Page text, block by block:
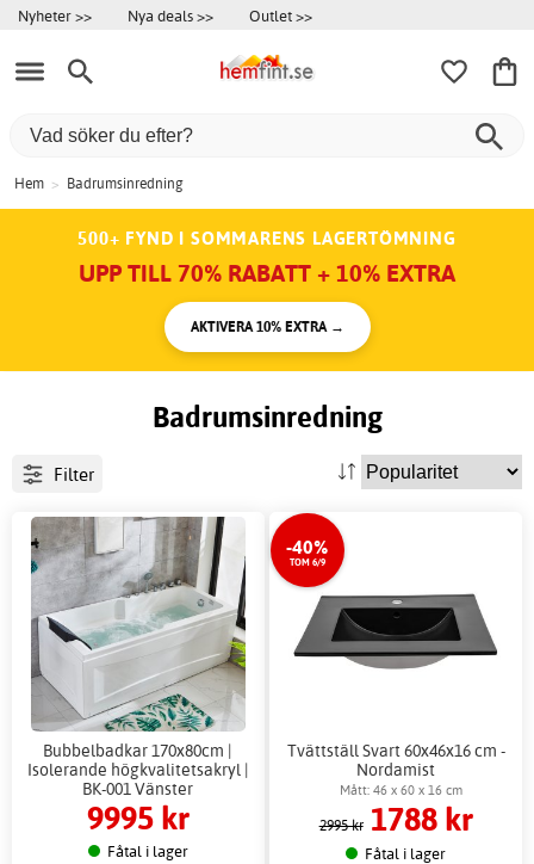
Nyheter >> Nya deals >> Outlet >>
Hem > Badrumsinredning
500+ FYND I SOMMARENS LAGERTÖMNING
UPP TILL 70% RABATT + 10% EXTRA
AKTIVERA 10% EXTRA →
Badrumsinredning
Filter
Bubbelbadkar 170x80cm |
Isolerande högkvalitetsakryl |
BK-001 Vänster
9995 kr
Fåtal i lager
-40%
TOM 6/9
Tvättställ Svart 60x46x16 cm -
Nordamist
Mått: 46 x 60 x 16 cm
2995 kr 1788 kr
Fåtal i lager